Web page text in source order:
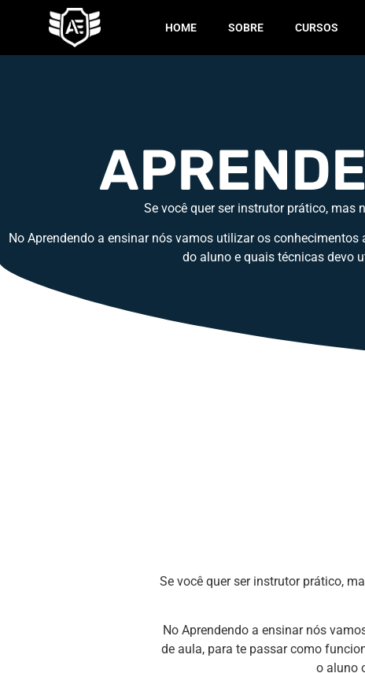
HOME SOBRE CURSOS
Se você quer ser instrutor prático, mas
No Aprendendo a ensinar nós vamos utilizar os
do aluno e quais técnicas devo
Se você quer ser instrutor prático,
No Aprendendo a ensinar nós
de aula, para te passar como
o aluno